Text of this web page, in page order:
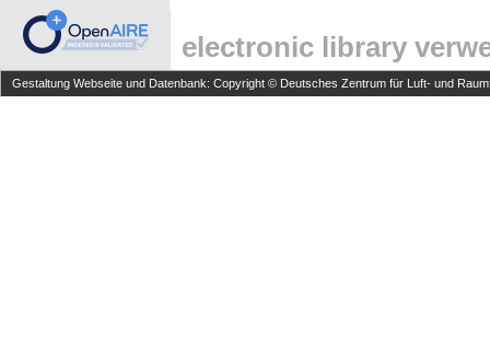
electronic library
Gestaltung Webseite und Datenbank: Copyright © Deutsches Zentrum für Luft- und